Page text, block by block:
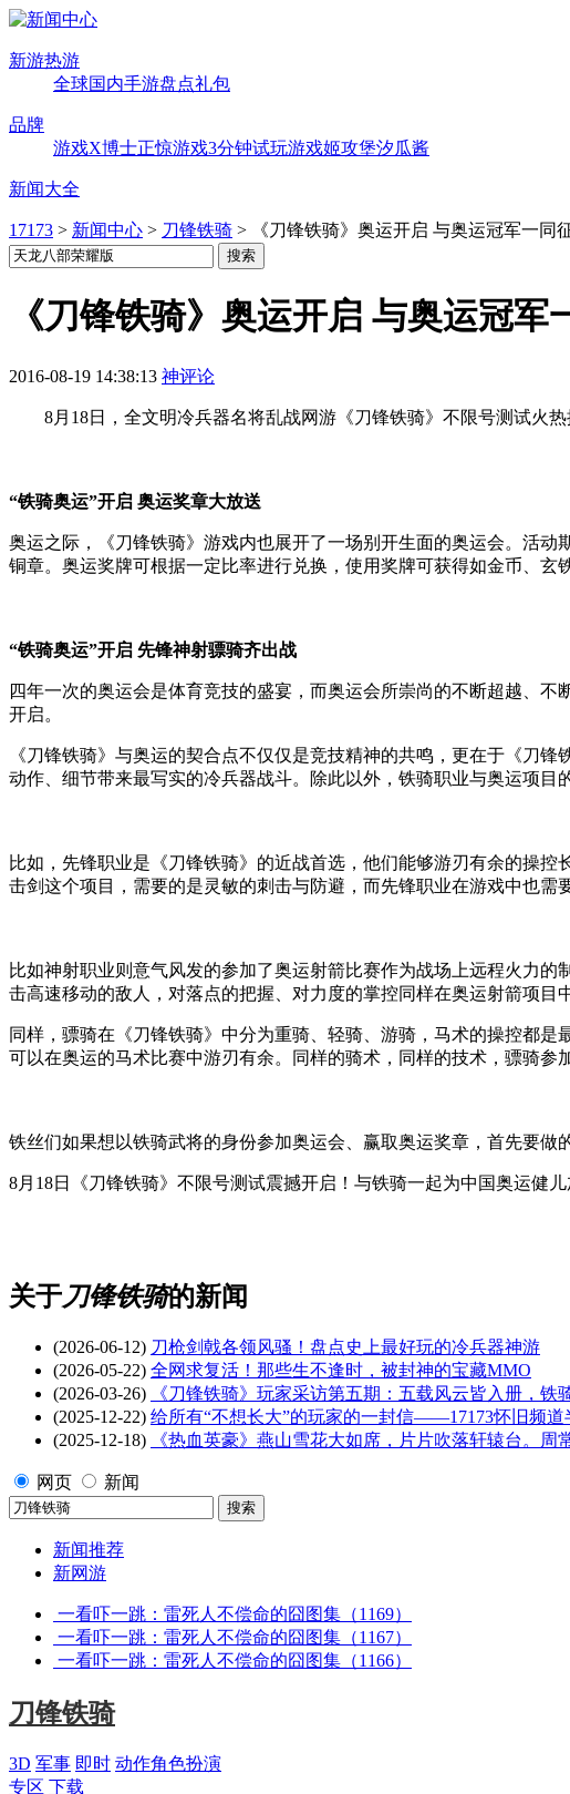
新游热游
全球国内手游盘点礼包
品牌
游戏X博士正惊游戏3分钟试玩游戏姬攻堡汐瓜酱
新闻大全
17173 > 新闻中心 > 刀锋铁骑 > 《刀锋铁骑》奥运开启 与奥运冠军一同
《刀锋铁骑》奥运开启 与奥运冠军
2016-08-19 14:38:13 神评论
8月18日，全文明冷兵器名将乱战网游《刀锋铁骑》不限号测试火热
“铁骑奥运”开启 奥运奖章大放送
奥运之际，《刀锋铁骑》游戏内也展开了一场别开生面的奥运会。活
铜章。奥运奖牌可根据一定比率进行兑换，使用奖牌可获得如金币、玄
“铁骑奥运”开启 先锋神射骠骑齐出战
四年一次的奥运会是体育竞技的盛宴，而奥运会所崇尚的不断超越、
开启。
《刀锋铁骑》与奥运的契合点不仅仅是竞技精神的共鸣，更在于《刀
动作、细节带来最写实的冷兵器战斗。除此以外，铁骑职业与奥运项目
比如，先锋职业是《刀锋铁骑》的近战首选，他们能够游刃有余的操
击剑这个项目，需要的是灵敏的刺击与防避，而先锋职业在游戏中也需
比如神射职业则意气风发的参加了奥运射箭比赛作为战场上远程火力
击高速移动的敌人，对落点的把握、对力度的掌控同样在奥运射箭项目
同样，骠骑在《刀锋铁骑》中分为重骑、轻骑、游骑，马术的操控都
可以在奥运的马术比赛中游刃有余。同样的骑术，同样的技术，骠骑参
铁丝们如果想以铁骑武将的身份参加奥运会、赢取奥运奖章，首先要做
8月18日《刀锋铁骑》不限号测试震撼开启！与铁骑一起为中国奥运健
关于刀锋铁骑的新闻
(2026-06-12) 刀枪剑戟各领风骚！盘点史上最好玩的冷兵器神游
(2026-05-22) 全网求复活！那些生不逢时，被封神的宝藏MMO
(2026-03-26)
《刀锋铁骑》玩家采访第五期：五载风云皆入册，铁
(2025-12-22) 给所有“不想长大”的玩家的一封信——17173怀旧频道
(2025-12-18)
《热血英豪》燕山雪花大如席，片片吹落轩辕台。周
网页 新闻
新闻推荐
新网游
一看吓一跳：雷死人不偿命的囧图集（1169）
一看吓一跳：雷死人不偿命的囧图集（1167）
一看吓一跳：雷死人不偿命的囧图集（1166）
刀锋铁骑
3D 军事 即时 动作角色扮演
专区 下载